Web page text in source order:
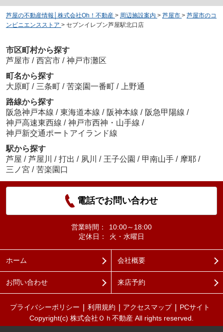
芦屋の不動産情報│株式会社Oh！不動産 > 周辺施設案内 > 芦屋市 > 芦屋市のコ
ンビニエンスストア > セブンイレブン芦屋駅北口店
市区町村から探す
芦屋市 / 西宮市 / 神戸市灘区
町名から探す
大原町 / 三条町 / 苦楽園一番町 /
上野通
路線から探す
阪急神戸本線 / 東海道本線 / 阪神本線 / 阪急甲陽線 /
神戸高速東西線 / 神戸市西神・山手線 /
神戸新交通ポートアイランド線
駅から探す
芦屋 / 芦屋川 / 打出 / 夙川 / 王子公園 / 甲南山手 / 摩耶 /
三ノ宮 / 苦楽園口
電話でお問い合わせ
営業時間：
10:00～18:00
定休日：
火・水曜日
ホーム 会社概要
お問い合わせ 来店予約
プライバシーポリシー 利用規約 アクセスマップ
PCサイト
Copyright(c) 株式会社Ｏｈ不動産 All rights reserved.